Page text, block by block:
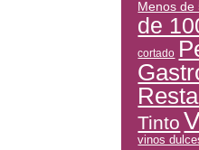
Menos de
de
cortado
Tinto
vinos